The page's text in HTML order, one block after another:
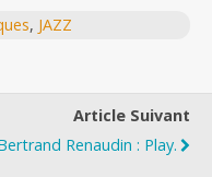
, JAZZ
Article Suivant
Renaudin : Play.